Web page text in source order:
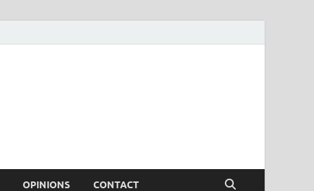
OPINIONS CONTACT